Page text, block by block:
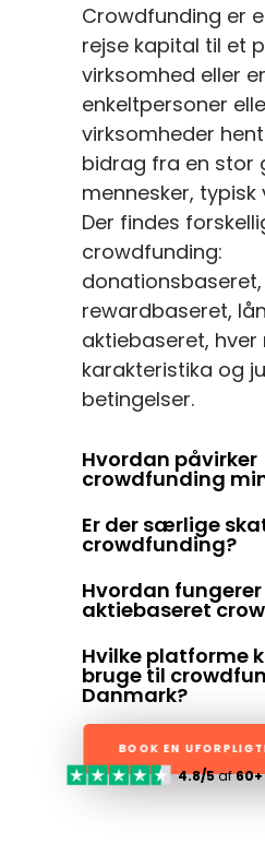
Crowdfunding er
rejse kapital til et
virksomhed eller
enkeltpersoner
virksomheder
bidrag fra en stor
mennesker,
Der findes
crowdfunding:
donationsbaseret,
rewardbaseret,
aktiebaseret,
karakteristika og
betingelser.
Hvordan påvirker
crowdfunding
Er der særlige
crowdfunding?
Hvordan fungerer
aktiebaseret
Hvilke platforme
bruge til
Danmark?
BOOK EN
4.8/5af60+